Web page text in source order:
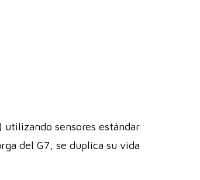
utilizando sensores estándar
del G7, se duplica su vida